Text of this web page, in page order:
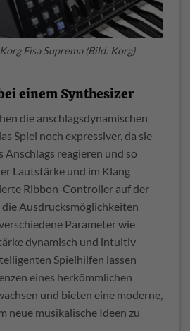
Fisa Suprema (Bild: Korg)
einem Synthesizer
die anschlagsdynamischen
Spiel noch expressiver, da sie
reagieren und so
Lautstärke und im Klang
Ribbon-Controller auf der
Ausdrucksmöglichkeiten
Parameter wie
dynamisch und intuitiv
Spielhilfen lassen
eines herkömmlichen
und bieten eine moderne,
neue musikalische Ideen zu